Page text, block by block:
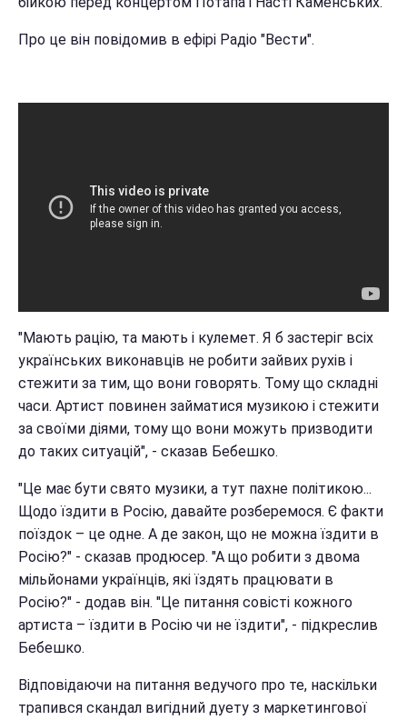
Про це він повідомив в ефірі Радіо "Вести".
"Мають рацію, та мають і кулемет. Я б застеріг всіх
українських виконавців не робити зайвих рухів і
стежити за тим, що вони говорять. Тому що складні
часи. Артист повинен займатися музикою і стежити
за своїми діями, тому що вони можуть призводити
до таких ситуацій", - сказав Бебешко.
"Це має бути свято музики, а тут пахне політикою...
Щодо їздити в Росію, давайте розберемося. Є факти
поїздок – це одне. А де закон, що не можна їздити в
Росію?" - сказав продюсер. "А що робити з двома
мільйонами українців, які їздять працювати в
Росію?" - додав він. "Це питання совісті кожного
артиста – їздити в Росію чи не їздити", - підкреслив
Бебешко.
Відповідаючи на питання ведучого про те, наскільки
трапився скандал вигідний дуету з маркетингової